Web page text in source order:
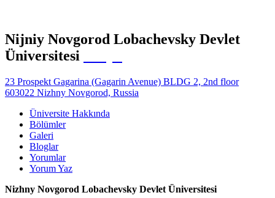
Nijniy Novgorod Lobachevsky Devlet
Üniversitesi
23 Prospekt Gagarina (Gagarin Avenue) BLDG 2, 2nd floor
603022 Nizhny Novgorod, Russia
Üniversite Hakkında
Bölümler
Galeri
Bloglar
Yorumlar
Yorum Yaz
Nizhny Novgorod Lobachevsky Devlet Üniversitesi